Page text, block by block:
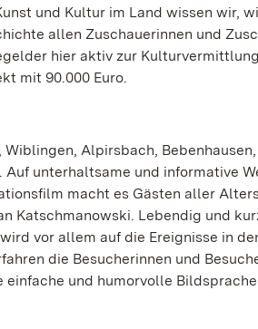
und Kultur im Land wissen wir,
allen Zuschauerinnen und
hier aktiv zur
mit 90.000 Euro.
Alpirsbach,
unterhaltsame und informative
macht es Gästen aller
Katschmanowski. Lebendig und
vor allem auf die Ereignisse in
die Besucherinnen und
und humorvolle